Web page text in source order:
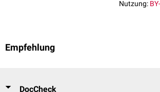
Nutzung:
Empfehlung
DocCheck